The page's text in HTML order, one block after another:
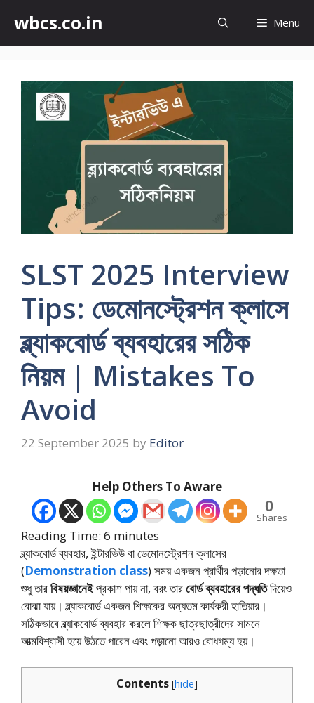
wbcs.co.in Menu
SLST 2025 Interview
Tips: ডেমোনস্ট্রেশন ক্লাসে
ব্ল্যাকবোর্ড ব্যবহারের সঠিক
নিয়ম | Mistakes To
Avoid
22 September 2025 by Editor
Help Others To Aware
0
Shares
Reading Time: 6 minutes
ব্ল্যাকবোর্ড ব্যবহার, ইন্টারভিউ বা ডেমোনস্ট্রেশন ক্লাসের
(Demonstration class) সময় একজন প্রার্থীর পড়ানোর দক্ষতা
শুধু তারবিষয়জ্ঞানেইপ্রকাশ পায় না, বরং তারবোর্ড ব্যবহারের পদ্ধতিদিয়েও
বোঝা যায়। ব্ল্যাকবোর্ড একজন শিক্ষকের অন্যতম কার্যকরী হাতিয়ার।
সঠিকভাবে ব্ল্যাকবোর্ড ব্যবহার করলে শিক্ষক ছাত্রছাত্রীদের সামনে
আত্মবিশ্বাসী হয়ে উঠতে পারেন এবং পড়ানো আরও বোধগম্য হয়।
Contents [hide]